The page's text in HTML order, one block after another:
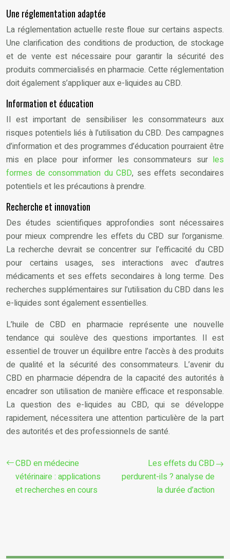
Une réglementation adaptée
La réglementation actuelle reste floue sur certains aspects.
Une clarification des conditions de production, de stockage
et de vente est nécessaire pour garantir la sécurité des
produits commercialisés en pharmacie. Cette réglementation
doit également s’appliquer aux e-liquides au CBD.
Information et éducation
Il est important de sensibiliser les consommateurs aux
risques potentiels liés à l’utilisation du CBD. Des campagnes
d’information et des programmes d’éducation pourraient être
mis en place pour informer les consommateurs sur les
formes de consommation du CBD, ses effets secondaires
potentiels et les précautions à prendre.
Recherche et innovation
Des études scientifiques approfondies sont nécessaires
pour mieux comprendre les effets du CBD sur l’organisme.
La recherche devrait se concentrer sur l’efficacité du CBD
pour certains usages, ses interactions avec d’autres
médicaments et ses effets secondaires à long terme. Des
recherches supplémentaires sur l’utilisation du CBD dans les
e-liquides sont également essentielles.
L’huile de CBD en pharmacie représente une nouvelle
tendance qui soulève des questions importantes. Il est
essentiel de trouver un équilibre entre l’accès à des produits
de qualité et la sécurité des consommateurs. L’avenir du
CBD en pharmacie dépendra de la capacité des autorités à
encadrer son utilisation de manière efficace et responsable.
La question des e-liquides au CBD, qui se développe
rapidement, nécessitera une attention particulière de la part
des autorités et des professionnels de santé.
CBD en médecine
vétérinaire : applications
et recherches en cours
Les effets du CBD
perdurent-ils ? analyse de
la durée d’action